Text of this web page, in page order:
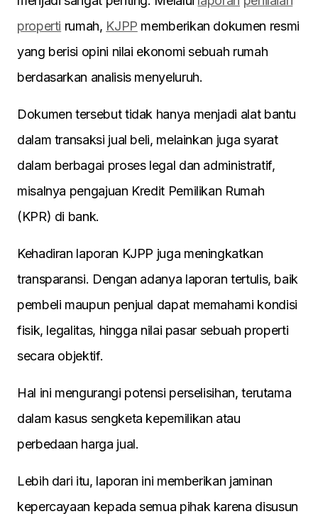
properti rumah, KJPP memberikan dokumen resmi
yang berisi opini nilai ekonomi sebuah rumah
berdasarkan analisis menyeluruh.
Dokumen tersebut tidak hanya menjadi alat bantu
dalam transaksi jual beli, melainkan juga syarat
dalam berbagai proses legal dan administratif,
misalnya pengajuan Kredit Pemilikan Rumah
(KPR) di bank.
Kehadiran laporan KJPP juga meningkatkan
transparansi. Dengan adanya laporan tertulis, baik
pembeli maupun penjual dapat memahami kondisi
fisik, legalitas, hingga nilai pasar sebuah properti
secara objektif.
Hal ini mengurangi potensi perselisihan, terutama
dalam kasus sengketa kepemilikan atau
perbedaan harga jual.
Lebih dari itu, laporan ini memberikan jaminan
kepercayaan kepada semua pihak karena disusun